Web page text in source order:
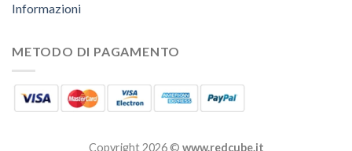
Informazioni
METODO DI PAGAMENTO
Copyright 2026 © www.redcube.it